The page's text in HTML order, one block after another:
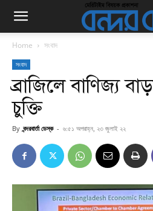
Home সংবাদ
সংবাদ
ব্রাজিলে বাণিজ্য
চুক্তি
By বন্দরবার্তা ডেস্ক - ৬:৫১ অপরাহ্ন, ২৩ জুলাই ২২